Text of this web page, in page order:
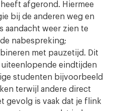
afgerond. Hiermee
bij de anderen weg en
aandacht weer zien te
nabespreking;
met pauzetijd. Dit
uiteenlopende eindtijden
studenten bijvoorbeeld
terwijl andere direct
gevolg is vaak dat je flink